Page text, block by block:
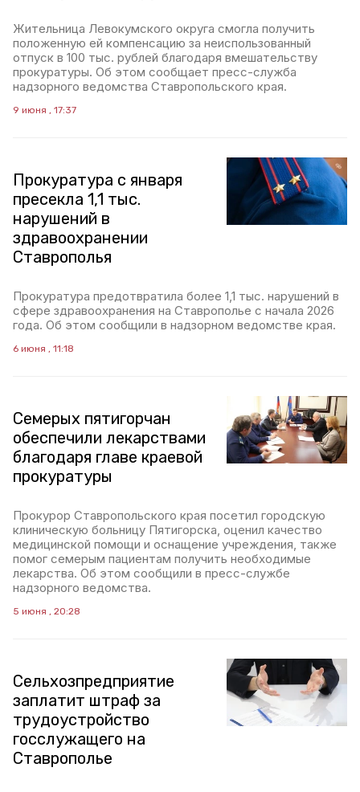
Жительница Левокумского округа смогла получить
положенную ей компенсацию за неиспользованный
отпуск в 100 тыс. рублей благодаря вмешательству
прокуратуры. Об этом сообщает пресс-служба
надзорного ведомства Ставропольского края.
9 июня , 17:37
Прокуратура с января
пресекла 1,1 тыс.
нарушений в
здравоохранении
Ставрополья
Прокуратура предотвратила более 1,1 тыс. нарушений в
сфере здравоохранения на Ставрополье с начала 2026
года. Об этом сообщили в надзорном ведомстве края.
6 июня , 11:18
Семерых пятигорчан
обеспечили лекарствами
благодаря главе краевой
прокуратуры
Прокурор Ставропольского края посетил городскую
клиническую больницу Пятигорска, оценил качество
медицинской помощи и оснащение учреждения, также
помог семерым пациентам получить необходимые
лекарства. Об этом сообщили в пресс-службе
надзорного ведомства.
5 июня , 20:28
Сельхозпредприятие
заплатит штраф за
трудоустройство
госслужащего на
Ставрополье